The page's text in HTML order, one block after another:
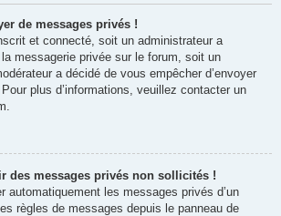
de messages privés !
et connecté, soit un administrateur a
messagerie privée sur le forum, soit un
a décidé de vous empêcher d’envoyer
plus d’informations, veuillez contacter un
des messages privés non sollicités !
automatiquement les messages privés d’un
règles de messages depuis le panneau de